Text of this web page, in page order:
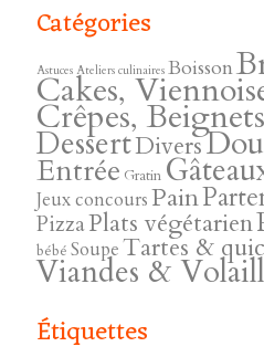
Catégories
Astuces Ateliers culinaires Boisson
Cakes,
Crêpes,
DessertDivers
Entrée Gratin
Jeux concoursPain
PizzaPlats végétarien
bébé SoupeTartes &
Viandes &
Étiquettes